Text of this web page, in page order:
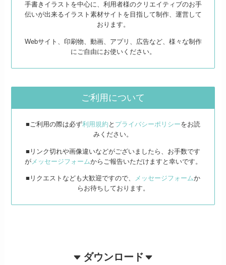
手書きイラストを中心に、利用者様のクリエイティブのお手
伝いが出来るイラスト素材サイトを目指して制作、運営して
おります。
Webサイト、印刷物、動画、アプリ、広告など、様々な制作
にご自由にお使いください。
ご利用について
■ご利用の際は必ず利用規約 と プライバシーポリシーをお読
みください。
■リンク切れや画像違いなどがございましたら、お手数です
がメッセージフォームからご報告いただけますと幸いです。
■リクエストなども大歓迎ですので、 メッセージフォームか
らお待ちしております。
ダウンロード